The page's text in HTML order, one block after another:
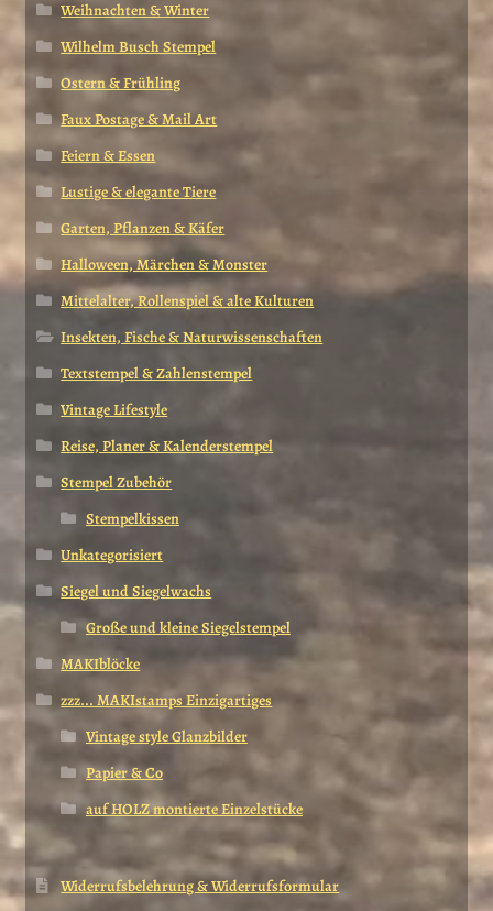
Weihnachten & Winter
Wilhelm Busch Stempel
Ostern & Frühling
Faux Postage & Mail Art
Feiern & Essen
Lustige & elegante Tiere
Garten, Pflanzen & Käfer
Halloween, Märchen & Monster
Mittelalter, Rollenspiel & alte Kulturen
Insekten, Fische & Naturwissenschaften
Textstempel & Zahlenstempel
Vintage Lifestyle
Reise, Planer & Kalenderstempel
Stempel Zubehör
Stempelkissen
Unkategorisiert
Siegel und Siegelwachs
Große und kleine Siegelstempel
MAKIblöcke
zzz... MAKIstamps Einzigartiges
Vintage style Glanzbilder
Papier & Co
auf HOLZ montierte Einzelstücke
Widerrufsbelehrung & Widerrufsformular